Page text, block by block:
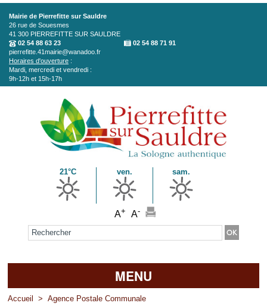
Aller au contenu principal
Mairie de Pierrefitte sur Sauldre
26 rue de Souesmes
41 300 PIERREFITTE SUR SAULDRE
02 54 88 63 23
02 54 88 71 91
pierrefitte.41mairie@wanadoo.fr
Horaires d'ouverture :
Mardi, mercredi et vendredi :
9h-12h et 15h-17h
21°C ven. sam.
A+ A-
Formulaire de recherche
MENU
Accueil
Accueil > Agence Postale Communale